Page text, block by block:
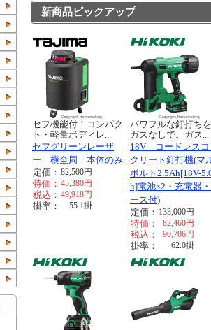
新商品ピックアップ
セフ機能付！コンパク
ト・軽量ボディレ...
セフグリーンレーザ
ー 横全周 本体のみ
定価： 82,500円
特価： 45,380円
税込： 49,918円
掛率： 55.1掛
パワフルな釘打ち
ガスなしで。ガス...
18V コードレスコ
クリート釘打機(マ
ボルト2.5Ah[18V-
h]電池×2・充電器
ース付)
定価： 133,000円
特価： 82,460円
税込： 90,706円
掛率： 62.0掛